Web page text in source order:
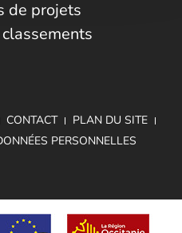
de projets
CONTACT
PLAN DU SITE
PERSONNELLES